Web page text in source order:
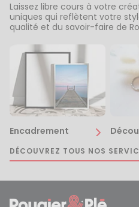
Laissez libre cours à votre
uniques qui reflètent votre
qualité et du savoir-faire de
Encadrement
DÉCOUVREZ TOUS NOS